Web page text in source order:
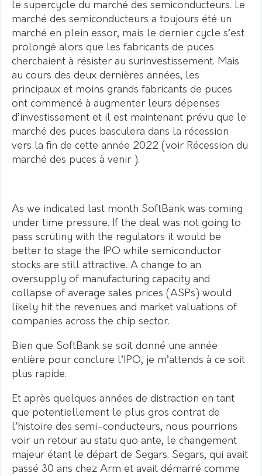
le supercycle du marché des semiconducteurs. Le
marché des semiconducteurs a toujours été un
marché en plein essor, mais le dernier cycle s’est
prolongé alors que les fabricants de puces
cherchaient à résister au surinvestissement. Mais
au cours des deux dernières années, les
principaux et moins grands fabricants de puces
ont commencé à augmenter leurs dépenses
d’investissement et il est maintenant prévu que le
marché des puces basculera dans la récession
vers la fin de cette année 2022 (voir Récession du
marché des puces à venir ).
As we indicated last month SoftBank was coming
under time pressure. If the deal was not going to
pass scrutiny with the regulators it would be
better to stage the IPO while semiconductor
stocks are still attractive. A change to an
oversupply of manufacturing capacity and
collapse of average sales prices (ASPs) would
likely hit the revenues and market valuations of
companies across the chip sector.
Bien que SoftBank se soit donné une année
entière pour conclure l’IPO, je m’attends à ce soit
plus rapide.
Et après quelques années de distraction en tant
que potentiellement le plus gros contrat de
l’histoire des semi-conducteurs, nous pourrions
voir un retour au statu quo ante, le changement
majeur étant le départ de Segars. Segars, qui avait
passé 30 ans chez Arm et avait démarré comme